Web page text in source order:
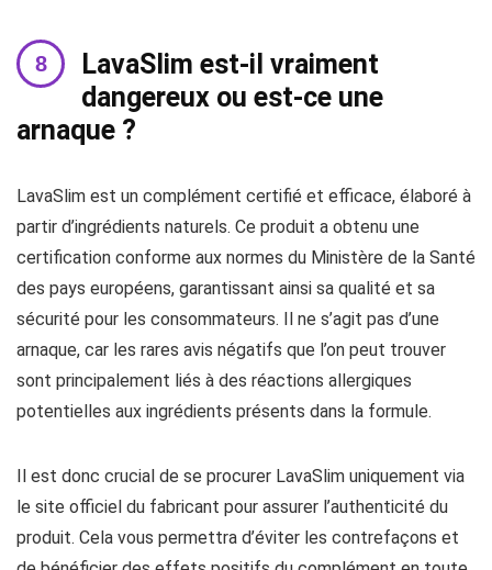
LavaSlim est-il vraiment
dangereux ou est-ce une
arnaque ?
LavaSlim est un complément certifié et efficace, élaboré à
partir d’ingrédients naturels. Ce produit a obtenu une
certification conforme aux normes du Ministère de la Santé
des pays européens, garantissant ainsi sa qualité et sa
sécurité pour les consommateurs. Il ne s’agit pas d’une
arnaque, car les rares avis négatifs que l’on peut trouver
sont principalement liés à des réactions allergiques
potentielles aux ingrédients présents dans la formule.
Il est donc crucial de se procurer LavaSlim uniquement via
le site officiel du fabricant pour assurer l’authenticité du
produit. Cela vous permettra d’éviter les contrefaçons et